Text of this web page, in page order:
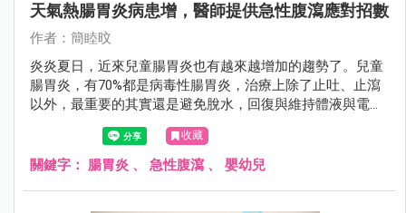
天氣熱腸胃炎病患增，醫師提供急性腹瀉應對招數
作者：簡睦旼
炎炎夏日，近來兒童腸胃炎也有越來越增加的趨勢了。兒童
腸胃炎，有70%都是病毒性腸胃炎，治療上除了止吐、止瀉
以外，最重要的其實還是避免脫水，回復與維持體液與電解
收藏
關鍵字： 腸胃炎 、 急性腹瀉 、 嬰幼兒